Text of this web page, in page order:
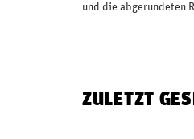
und die
ZULETZT